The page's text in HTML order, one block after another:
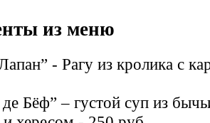
из меню
- Рагу из кролика с
Бёф” – густой суп из